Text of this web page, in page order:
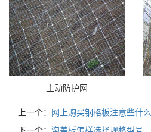
主动防护网
上一个：
网上购买钢格板注意些什么
下一个： 沟盖板怎样选择规格型号